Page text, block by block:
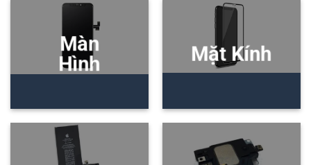
Màn
Hình
Mặt Kính